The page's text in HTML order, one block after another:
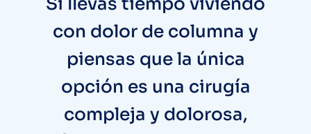
con dolor de columna y
piensas que la única
opción es una cirugía
compleja y dolorosa,